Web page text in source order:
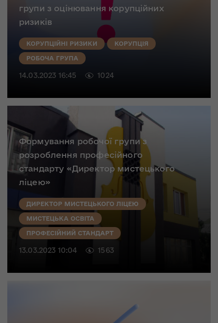
групи з оцінювання корупційних
ризиків
КОРУПЦІЙНІ РИЗИКИ КОРУПЦІЯ
РОБОЧА ГРУПА
14.03.2023 16:45 1024
Формування робочої групи з
розроблення професійного
стандарту «Директор мистецького
ліцею»
ДИРЕКТОР МИСТЕЦЬКОГО ЛІЦЕЮ
МИСТЕЦЬКА ОСВІТА
ПРОФЕСІЙНИЙ СТАНДАРТ
13.03.2023 10:04 1563